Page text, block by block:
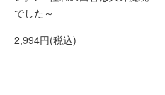
でした～
2,994円(税込)